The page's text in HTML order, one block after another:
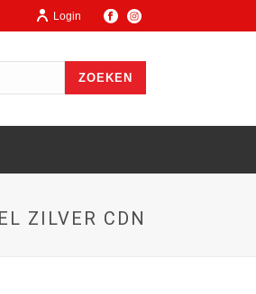
Login
ZOEKEN
ZILVER CDN